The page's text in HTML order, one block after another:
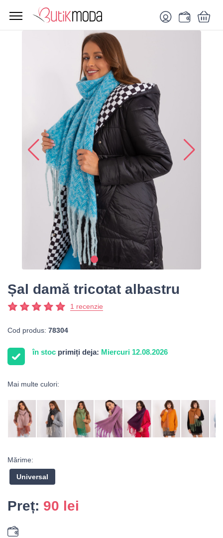
Șal damă tricotat albastru
1 recenzie
Cod produs: 78304
în stoc primiți deja: Miercuri 12.08.2026
Mai multe culori:
Mărime:
Universal
Preț: 90 lei